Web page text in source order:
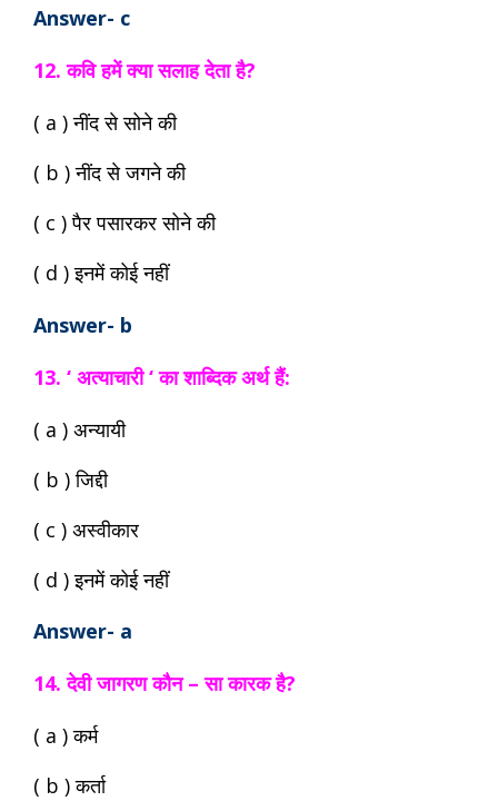
Answer- c
12. कवि हमें क्या सलाह देता है?
( a ) नींद से सोने की
( b ) नींद से जगने की
( c ) पैर पसारकर सोने की
( d ) इनमें कोई नहीं
Answer- b
13. ‘ अत्याचारी ‘ का शाब्दिक अर्थ हैं:
( a ) अन्यायी
( b ) जिद्दी
( c ) अस्वीकार
( d ) इनमें कोई नहीं
Answer- a
14. देवी जागरण कौन – सा कारक है?
( a ) कर्म
( b ) कर्ता